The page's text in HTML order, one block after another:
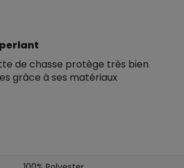
de chasse protège très bien
grâce à ses matériaux